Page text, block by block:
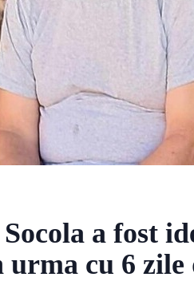
a fost
cu 6 zile